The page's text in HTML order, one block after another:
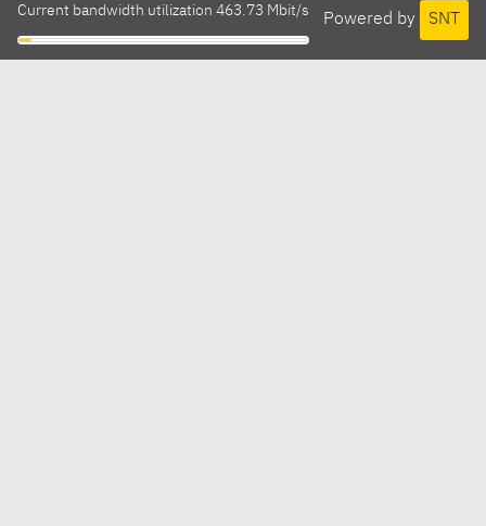
Powered by SNT
Current bandwidth utilization 463.73 Mbit/s